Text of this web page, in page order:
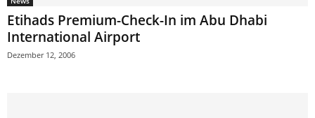
Etihads Premium-Check-In im Abu Dhabi
International Airport
Dezember 12, 2006